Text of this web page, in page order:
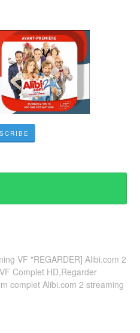
VF "REGARDER] Alibi.com 2
Complet HD,Regarder
complet Alibi.com 2 streaming